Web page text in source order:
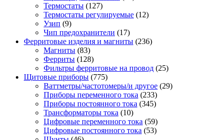
Термостаты (127)
Термостаты регулируемые (12)
Узип (9)
Чип предохранители (17)
Ферритовые изделия и магниты (236)
Магниты (83)
Ферриты (128)
Фильтры ферритовые на провод (25)
Щитовые приборы (775)
Ваттметры/частотомеры/и другое (29)
Приборы переменного тока (233)
Приборы постоянного тока (345)
Трансформаторы тока (10)
Цифровые переменного тока (59)
Цифровые постоянного тока (53)